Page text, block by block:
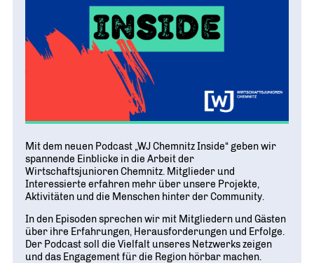
Mit dem neuen Podcast „WJ Chemnitz Inside“ geben wir
spannende Einblicke in die Arbeit der
Wirtschaftsjunioren Chemnitz. Mitglieder und
Interessierte erfahren mehr über unsere Projekte,
Aktivitäten und die Menschen hinter der Community.
In den Episoden sprechen wir mit Mitgliedern und Gästen
über ihre Erfahrungen, Herausforderungen und Erfolge.
Der Podcast soll die Vielfalt unseres Netzwerks zeigen
und das Engagement für die Region hörbar machen.